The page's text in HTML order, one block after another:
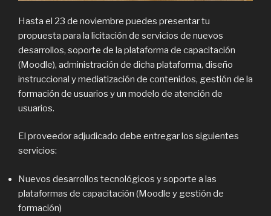
Hasta el 23 de noviembre puedes presentar tu
propuesta para la licitación de servicios de nuevos
desarrollos, soporte de la plataforma de capacitación
(Moodle), administración de dicha plataforma, diseño
instruccional y mediatización de contenidos, gestión de la
formación de usuarios y un modelo de atención de
usuarios.
El proveedor adjudicado debe entregar los siguientes
servicios:
Nuevos desarrollos tecnológicos y soporte a las
plataformas de capacitación (Moodle y gestión de
formación)